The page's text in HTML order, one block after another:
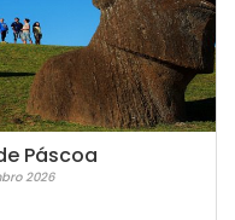
Páscoa
2026